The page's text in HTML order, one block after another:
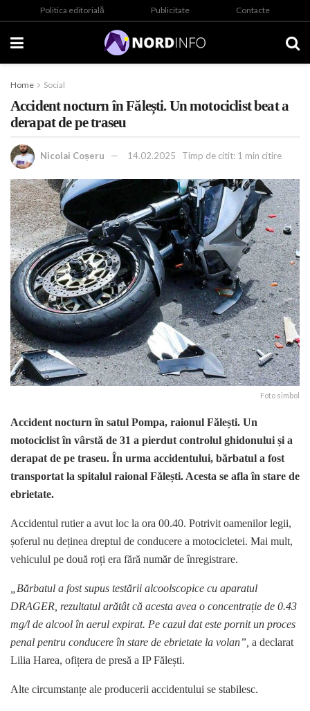
Politica editorială Publicitate Contacte
Home Social
Accident nocturn în Fălești. Un motociclist beat a
derapat de pe traseu
Nicolai Coșeru 14.02.2025 Timp de citit: 1 min citire
Foto simbol
Accident nocturn în satul Pompa, raionul Fălești. Un
motociclist în vârstă de 31 a pierdut controlul ghidonului și a
derapat de pe traseu. În urma accidentului, bărbatul a fost
transportat la spitalul raional Fălești. Acesta se afla în stare de
ebrietate.
Accidentul rutier a avut loc la ora 00.40. Potrivit oamenilor legii,
șoferul nu deținea dreptul de conducere a motocicletei. Mai mult,
vehiculul pe două roți era fără număr de înregistrare.
„Bărbatul a fost supus testării alcoolscopice cu aparatul
DRAGER, rezultatul arătât că acesta avea o concentrație de 0.43
mg/l de alcool în aerul expirat. Pe cazul dat este pornit un proces
penal pentru conducere în stare de ebrietate la volan”, a declarat
Lilia Harea, ofițera de presă a IP Fălești.
Alte circumstanțe ale producerii accidentului se stabilesc.